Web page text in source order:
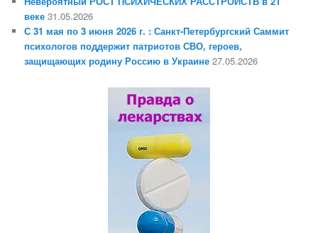
веке 31.05.2026
С 31 мая по 3 июня 2026 г. : Санкт-Петербургский Саммит
психологов поддержит патриотов СВО, героев,
защищающих родину Россию в Украине 27.05.2026